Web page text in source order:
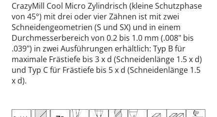
CrazyMill Cool Micro Zylindrisch (kleine Schutzphase
von 45°) mit drei oder vier Zähnen ist mit zwei
Schneidengeometrien (S und SX) und in einem
Durchmesserbereich von 0.2 bis 1.0 mm (.008" bis
.039") in zwei Ausführungen erhältlich: Typ B für
maximale Frästiefe bis 3 x d (Schneidenlänge 1.5 x d)
und Typ C für Frästiefe bis 5 x d (Schneidenlänge 1.5
x d).